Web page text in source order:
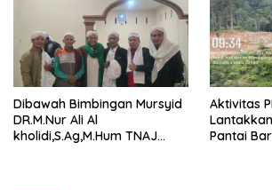
Dibawah Bimbingan Mursyid
DR.M.Nur Ali Al
kholidi,S.Ag,M.Hum TNAJ
Aktivitas
Pantai